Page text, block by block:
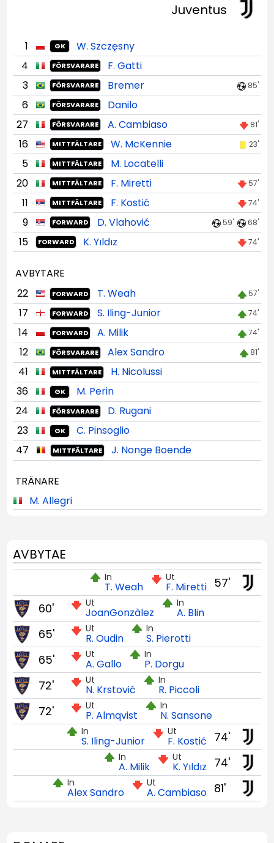
Juventus
1 GK
W. Szczęsny
4
FÖRSVARARE
F. Gatti
3
FÖRSVARARE Bremer 85'
6 FÖRSVARARE
Danilo
27
FÖRSVARARE A. Cambiaso 81'
16 MITTFÄLTARE W. McKennie 23'
5 MITTFÄLTARE
M. Locatelli
20
MITTFÄLTARE F. Miretti 57'
11 MITTFÄLTARE F. Kostić 74'
9 FORWARD D. Vlahović 59' 68'
15 FORWARD K. Yıldız 74'
AVBYTARE
22
FORWARD T. Weah 57'
17 FORWARD S. Iling-Junior 74'
14 FORWARD A. Milik 74'
12 FÖRSVARARE Alex Sandro 81'
41 MITTFÄLTARE
H. Nicolussi
36
GK
M. Perin
24
FÖRSVARARE
D. Rugani
23
GK
C. Pinsoglio
47
MITTFÄLTARE J. Nonge Boende
TRÄNARE
M. Allegri
AVBYTAE
57'
Ut
F. Miretti
In
T. Weah
Ut
JoanGonzàlez
In
A. Blin
60'
Ut
R. Oudin
In
S. Pierotti
65'
Ut
A. Gallo
In
P. Dorgu
65'
Ut
N. Krstović
In
R. Piccoli
72'
Ut
P. Almqvist
In
N. Sansone
72'
74'
Ut
F. Kostić
In
S. Iling-Junior
74'
Ut
K. Yıldız
In
A. Milik
81'
Ut
A. Cambiaso
In
Alex Sandro